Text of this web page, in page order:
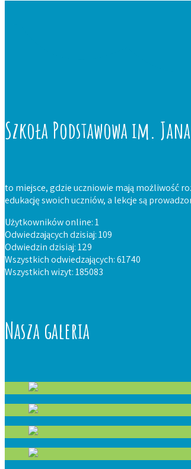
Szkoła Podstawowa im.
to miejsce, gdzie uczniowie mają możliwość
edukację swoich uczniów, a lekcje są
Użytkowników online: 1
Odwiedzających dzisiaj: 109
Odwiedzin dzisiaj: 129
Wszystkich odwiedzających: 61740
Wszystkich wizyt: 185083
Nasza galeria